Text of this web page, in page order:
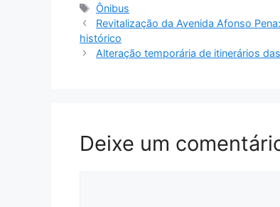
Tags
Ônibus
Revitalização da Avenida Afonso
histórico
Alteração temporária de itinerários
Deixe um